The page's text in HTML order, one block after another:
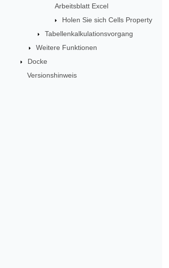
Arbeitsblatt Excel
Holen Sie sich Cells Property
Tabellenkalkulationsvorgang
Weitere Funktionen
Docke
Versionshinweis